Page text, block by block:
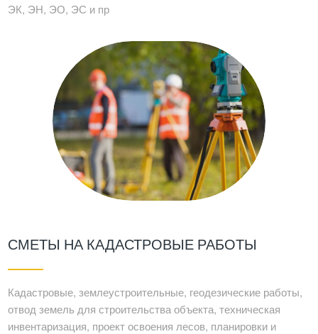
ЭК, ЭН, ЭО, ЭС и пр
СМЕТЫ НА КАДАСТРОВЫЕ РАБОТЫ
Кадастровые, землеустроительные, геодезические работы,
отвод земель для строительства объекта, техническая
инвентаризация, проект освоения лесов, планировки и